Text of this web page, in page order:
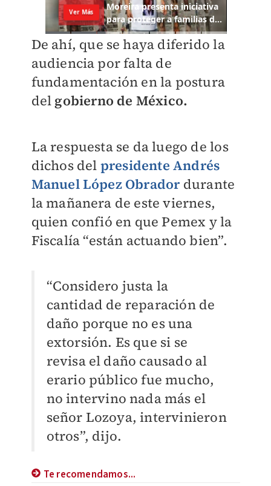
De ahí, que se haya diferido la
audiencia por falta de
fundamentación en la postura
del gobierno de México.
La respuesta se da luego de los
dichos del presidente Andrés
Manuel López Obradordurante
la mañanera de este viernes,
quien confió en que Pemex y la
Fiscalía “están actuando bien”.
“Considero justa la
cantidad de reparación de
daño porque no es una
extorsión. Es que si se
revisa el daño causado al
erario público fue mucho,
no intervino nada más el
señor Lozoya, intervinieron
otros”, dijo.
Te recomendamos...